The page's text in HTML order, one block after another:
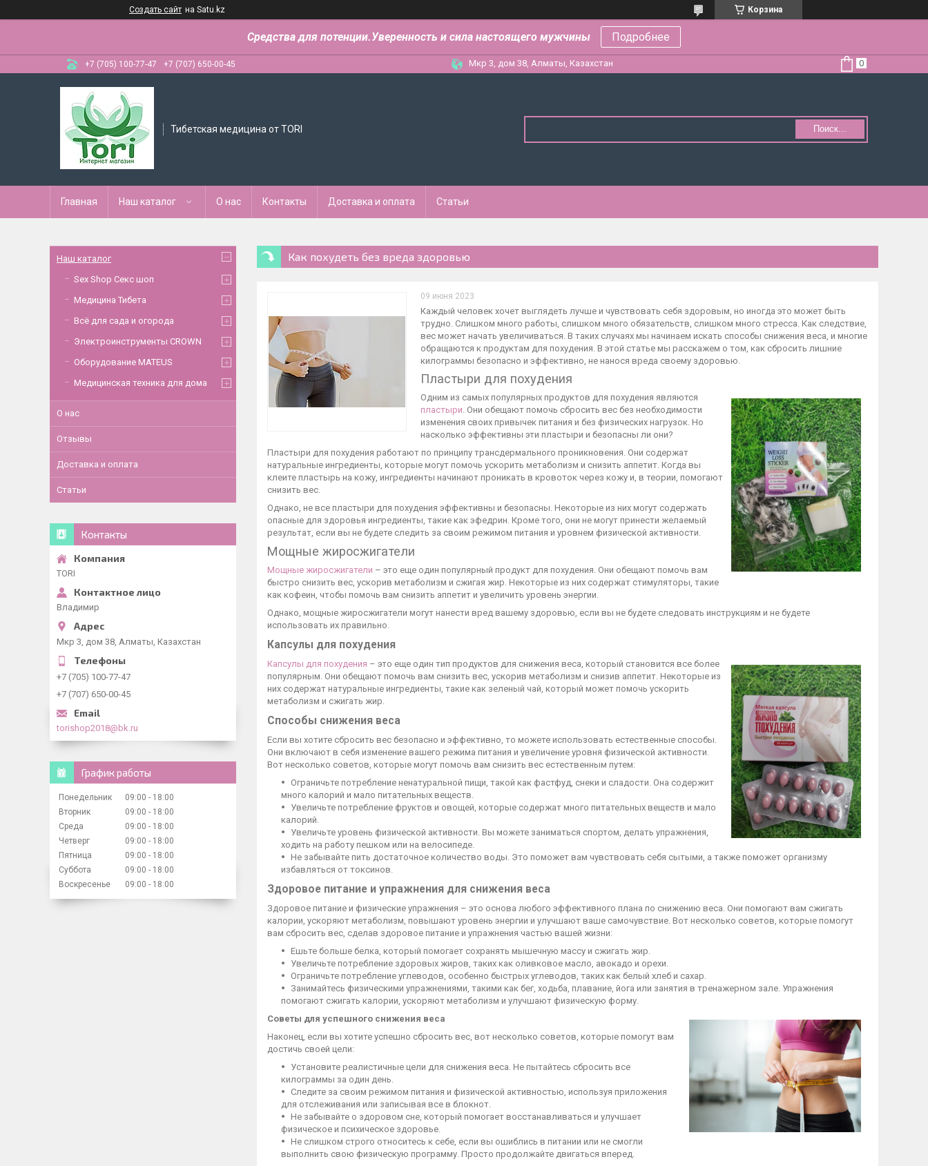
Создать сайт на Satu.kz Корзина
Средства для потенции.Уверенность и сила настоящего мужчины Подробнее
+7 (705) 100-77-47 +7 (707) 650-00-45 Мкр 3, дом 38, Алматы, Казахстан
Тибетская медицина от TORI Поиск...
Главная Наш каталог О нас Контакты Доставка и оплата Статьи
Как похудеть без вреда здоровью
09 июня 2023
Каждый человек хочет выглядеть лучше и чувствовать себя здоровым, но иногда это может быть
трудно. Слишком много работы, слишком много обязательств, слишком много стресса. Как следствие,
вес может начать увеличиваться. В таких случаях мы начинаем искать способы снижения веса, и многие
обращаются к продуктам для похудения. В этой статье мы расскажем о том, как сбросить лишние
килограммы безопасно и эффективно, не нанося вреда своему здоровью.
Пластыри для похудения
Одним из самых популярных продуктов для похудения являются
пластыри. Они обещают помочь сбросить вес без необходимости
изменения своих привычек питания и без физических нагрузок. Но
насколько эффективны эти пластыри и безопасны ли они?
Пластыри для похудения работают по принципу трансдермального проникновения. Они содержат
натуральные ингредиенты, которые могут помочь ускорить метаболизм и снизить аппетит. Когда вы
клеите пластырь на кожу, ингредиенты начинают проникать в кровоток через кожу и, в теории, помогают
снизить вес.
Однако, не все пластыри для похудения эффективны и безопасны. Некоторые из них могут содержать
опасные для здоровья ингредиенты, такие как эфедрин. Кроме того, они не могут принести желаемый
результат, если вы не будете следить за своим режимом питания и уровнем физической активности.
Мощные жиросжигатели
Мощные жиросжигатели – это еще один популярный продукт для похудения. Они обещают помочь вам
быстро снизить вес, ускорив метаболизм и сжигая жир. Некоторые из них содержат стимуляторы, такие
как кофеин, чтобы помочь вам снизить аппетит и увеличить уровень энергии.
Однако, мощные жиросжигатели могут нанести вред вашему здоровью, если вы не будете следовать инструкциям и не будете
использовать их правильно.
Капсулы для похудения
Капсулы для похудения – это еще один тип продуктов для снижения веса, который становится все более
популярным. Они обещают помочь вам снизить вес, ускорив метаболизм и снизив аппетит. Некоторые из
них содержат натуральные ингредиенты, такие как зеленый чай, который может помочь ускорить
метаболизм и сжигать жир.
Способы снижения веса
Если вы хотите сбросить вес безопасно и эффективно, то можете использовать естественные способы.
Они включают в себя изменение вашего режима питания и увеличение уровня физической активности.
Вот несколько советов, которые могут помочь вам снизить вес естественным путем:
Ограничьте потребление ненатуральной пищи, такой как фастфуд, снеки и сладости. Она содержит
много калорий и мало питательных веществ.
Увеличьте потребление фруктов и овощей, которые содержат много питательных веществ и мало
калорий.
Увеличьте уровень физической активности. Вы можете заниматься спортом, делать упражнения,
ходить на работу пешком или на велосипеде.
Не забывайте пить достаточное количество воды. Это поможет вам чувствовать себя сытыми, а также поможет организму
избавляться от токсинов.
Здоровое питание и упражнения для снижения веса
Здоровое питание и физические упражнения – это основа любого эффективного плана по снижению веса. Они помогают вам сжигать
калории, ускоряют метаболизм, повышают уровень энергии и улучшают ваше самочувствие. Вот несколько советов, которые помогут
вам сбросить вес, сделав здоровое питание и упражнения частью вашей жизни:
Ешьте больше белка, который помогает сохранять мышечную массу и сжигать жир.
Увеличьте потребление здоровых жиров, таких как оливковое масло, авокадо и орехи.
Ограничьте потребление углеводов, особенно быстрых углеводов, таких как белый хлеб и сахар.
Занимайтесь физическими упражнениями, такими как бег, ходьба, плавание, йога или занятия в тренажерном зале. Упражнения
помогают сжигать калории, ускоряют метаболизм и улучшают физическую форму.
Советы для успешного снижения веса
Наконец, если вы хотите успешно сбросить вес, вот несколько советов, которые помогут вам
достичь своей цели:
Установите реалистичные цели для снижения веса. Не пытайтесь сбросить все
килограммы за один день.
Следите за своим режимом питания и физической активностью, используя приложения
для отслеживания или записывая все в блокнот.
Не забывайте о здоровом сне, который помогает восстанавливаться и улучшает
физическое и психическое здоровье.
Не слишком строго относитесь к себе, если вы ошиблись в питании или не смогли
выполнить свою физическую программу. Просто продолжайте двигаться вперед.
Наш каталог
Sex Shop Секс шоп
Медицина Тибета
Всё для сада и огорода
Электроинструменты CROWN
Оборудование MATEUS
Медицинская техника для дома
О нас
Отзывы
Доставка и оплата
Статьи
Контакты
TORI
Владимир
Мкр 3, дом 38, Алматы, Казахстан
+7 (705) 100-77-47
+7 (707) 650-00-45
torishop2018@bk.ru
График работы
Понедельник 09:00
18:00
Вторник
09:00
18:00
Среда
09:00
18:00
Четверг
09:00
18:00
Пятница
09:00
18:00
Суббота
09:00
18:00
Воскресенье
09:00 18:00